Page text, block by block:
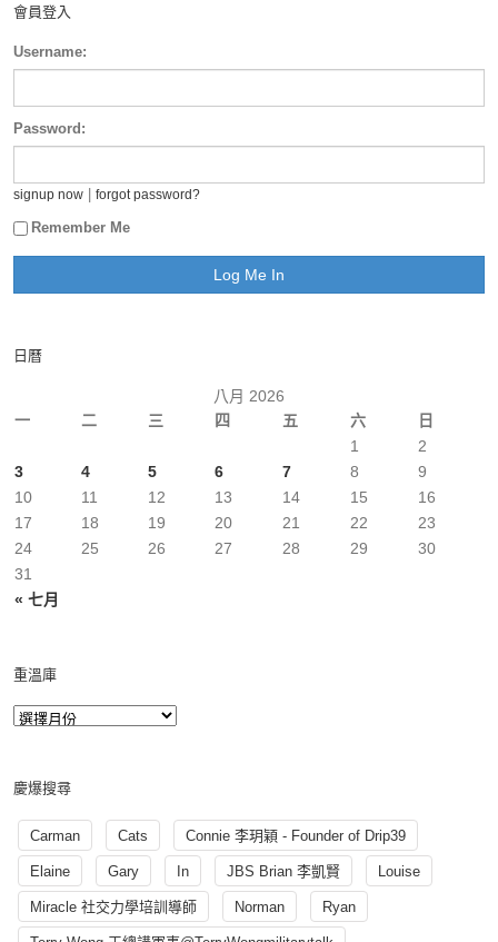
會員登入
Username:
Password:
signup now forgot password?
Remember Me
日曆
八月 2026
一
二 三 四 五 六 日
« 七月
1
2
3
4 5 6 7 8
9
10
11 12 13 14 15
16
17
18 19 20 21 22
23
24
25 26 27 28 29
30
31
重溫庫
慶爆搜尋
Carman Cats Connie 李玥穎 - Founder of Drip39
Elaine Gary In JBS Brian 李凱賢 Louise
Miracle 社交力學培訓導師 Norman Ryan